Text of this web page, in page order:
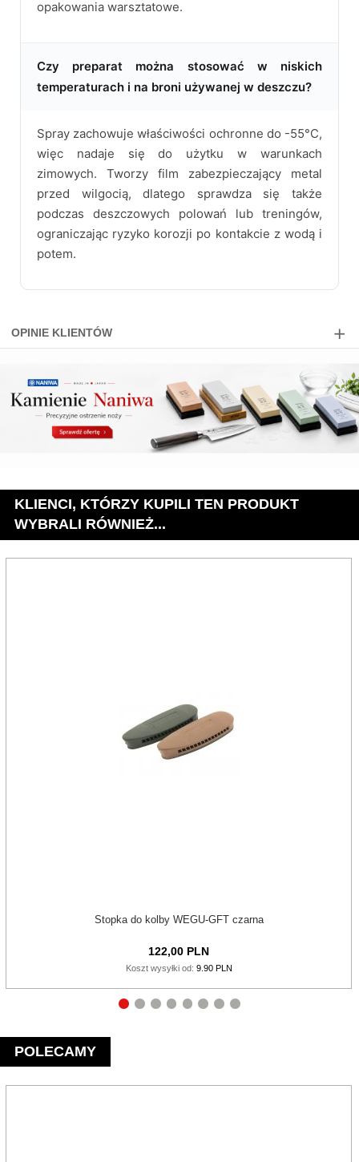
opakowania warsztatowe.
Czy preparat można stosować w niskich
temperaturach i na broni używanej w deszczu?
Spray zachowuje właściwości ochronne do -55°C,
więc nadaje się do użytku w warunkach
zimowych. Tworzy film zabezpieczający metal
przed wilgocią, dlatego sprawdza się także
podczas deszczowych polowań lub treningów,
ograniczając ryzyko korozji po kontakcie z wodą i
potem.
OPINIE KLIENTÓW
KLIENCI, KTÓRZY KUPILI TEN PRODUKT
WYBRALI RÓWNIEŻ...
Stopka do kolby WEGU-GFT czarna
122,00 PLN
Koszt wysyłki od: 9.90 PLN
POLECAMY